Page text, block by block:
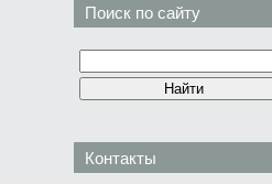
Поиск по сайту
Контакты